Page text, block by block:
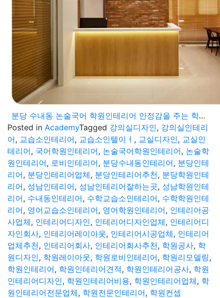
분당 수내동 논술국어 학원인테리어 안정감을 주는 학원 디자인으로
Posted in AcademyTagged 강의실디자인, 강의실인테리
어, 교습소인테리어, 교습소인텔이ㅓ , 교실디자인, 교실인
테리어, 국어학원인테리어, 논술국어학원인테리어, 논술학
원인테리어, 로비인테리어, 분당수내동인테리어, 분당인테
리어, 분당인테리어업체, 분당인테리어추천, 분당학원인테
리어, 성남인테리어, 성남인테리어잘하는곳, 성남학원인테
리어, 수내동인테리어, 수학교습소인테리어, 수학학원인테
리어, 영어교습소인테리어, 영어학원인테리어, 인테리어공
사업체, 인테리어디자인, 인테리어디자인업체, 인테리어디
자인회사, 인테리어레이아웃, 인테리어시공업체, 인테리어
업체추천, 인테리어회사, 인테리어회사추천, 학원공사, 학
원디자인, 학원레이아웃, 학원로비인테리어, 학원리모델링,
학원인테리어, 학원인테리어견적, 학원인테리어공사, 학원
인테리어디자인, 학원인테리어비용, 학원인테리어업체, 학
원인테리어전문업체, 학원전문인테리어, 학원컨셉